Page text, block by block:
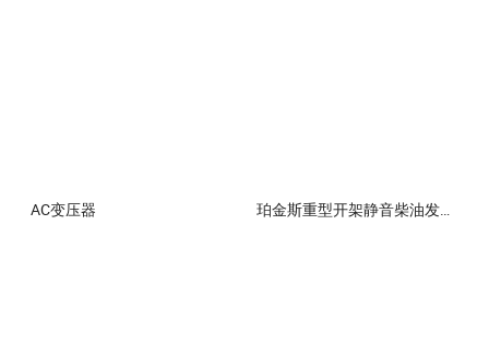
AC变压器 珀金斯重型开架静音柴油发电机